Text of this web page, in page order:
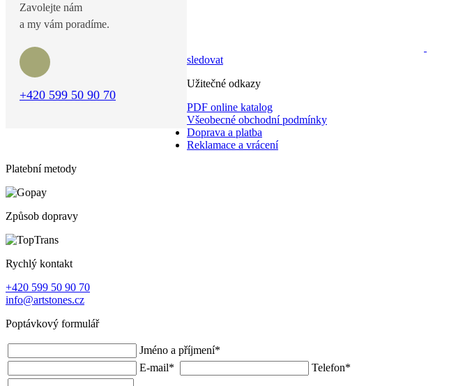
Zavolejte nám
a my vám poradíme.
+420 599 50 90 70
sledovat
Užitečné odkazy
PDF online katalog
Všeobecné obchodní podmínky
Doprava a platba
Reklamace a vrácení
Platební metody
Způsob dopravy
Rychlý kontakt
+420 599 50 90 70
info@artstones.cz
Poptávkový formulář
Jméno a příjmení*
E-mail* Telefon*